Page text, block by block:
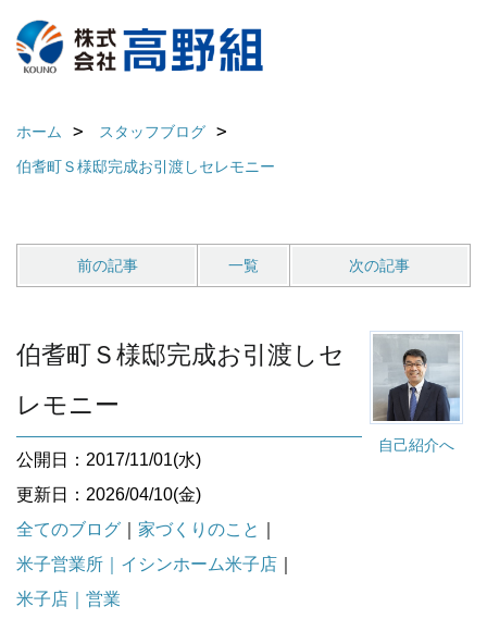
ホーム
スタッフブログ
伯耆町Ｓ様邸完成お引渡しセレモニー
前の記事 一覧 次の記事
自己紹介へ
伯耆町Ｓ様邸完成お引渡しセ
レモニー
公開日：2017/11/01(水)
更新日：2026/04/10(金)
全てのブログ
家づくりのこと
米子営業所｜イシンホーム米子店
米子店｜営業